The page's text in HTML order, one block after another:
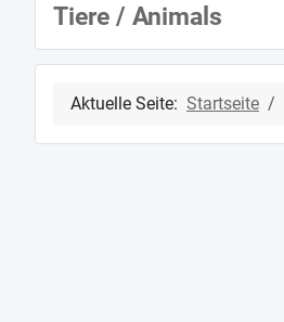
Tiere / Animals
Aktuelle Seite: Startseite